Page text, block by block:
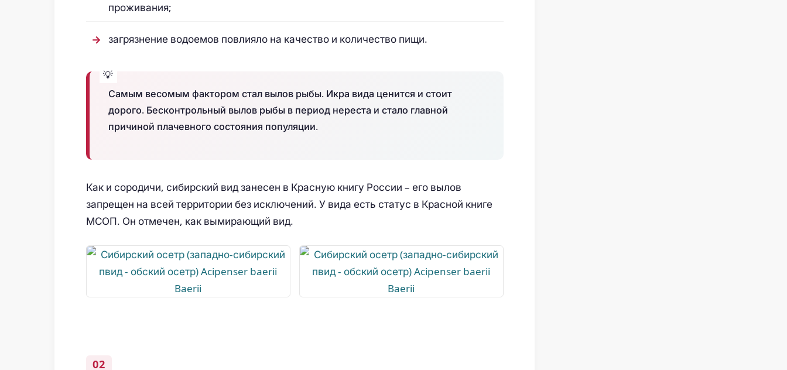
проживания;
загрязнение водоемов повлияло на качество и количество пищи.
Самым весомым фактором стал вылов рыбы. Икра вида ценится и стоит
дорого. Бесконтрольный вылов рыбы в период нереста и стало главной
причиной плачевного состояния популяции.
Как и сородичи, сибирский вид занесен в Красную книгу России – его вылов
запрещен на всей территории без исключений. У вида есть статус в Красной книге
МСОП. Он отмечен, как вымирающий вид.